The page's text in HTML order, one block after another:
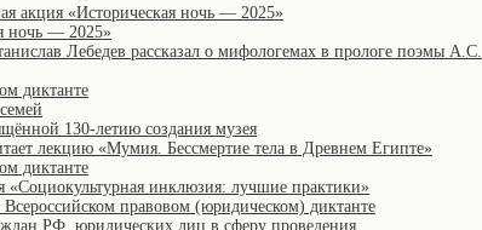
акция «Историческая ночь — 2025»
ночь — 2025»
Лебедев рассказал о мифологемах в прологе поэмы А.С.
диктанте
130-летию создания музея
лекцию «Мумия. Бессмертие тела в Древнем Египте»
диктанте
«Cоциокультурная инклюзия: лучшие практики»
правовом (юридическом) диктанте
РФ, юридических лиц в сферу проведения